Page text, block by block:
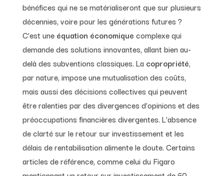
bénéfices qui ne se matérialiseront que sur plusieurs
décennies, voire pour les générations futures ?
C’est uneéquation économique complexe qui
demande des solutions innovantes, allant bien au-
delà des subventions classiques. La copropriété,
par nature, impose une mutualisation des coûts,
mais aussi des décisions collectives qui peuvent
être ralenties par des divergences d’opinions et des
préoccupations financières divergentes. L’absence
de clarté sur le retour sur investissement et les
délais de rentabilisation alimente le doute. Certains
articles de référence, comme celui du Figaro